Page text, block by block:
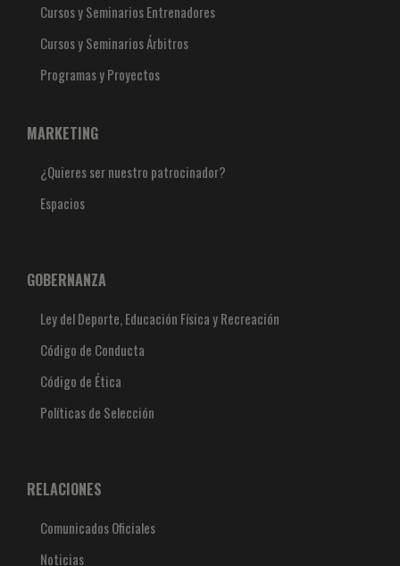
Cursos y Seminarios Entrenadores
Cursos y Seminarios Árbitros
Programas y Proyectos
MARKETING
¿Quieres ser nuestro patrocinador?
Espacios
GOBERNANZA
Ley del Deporte, Educación Física y Recreación
Código de Conducta
Código de Ética
Políticas de Selección
RELACIONES
Comunicados Oficiales
Noticias